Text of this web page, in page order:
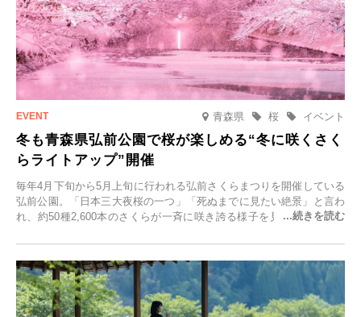
青森県 イベント
桜
冬も青森県弘前公園で桜が楽しめる“冬に咲くさく
らライトアップ”開催
毎年4月下旬から5月上旬に行われる弘前さくらまつりを開催している
弘前公園。「日本三大夜桜の一つ」「死ぬまでに見たい絶景」と言わ
れ、約50種2,600本のさくらが一斉に咲き誇る様子を見に、世界中か
日(月)～2026年2月28日(土)の期間、「冬に咲くさくらライトアップ」
を開催します。